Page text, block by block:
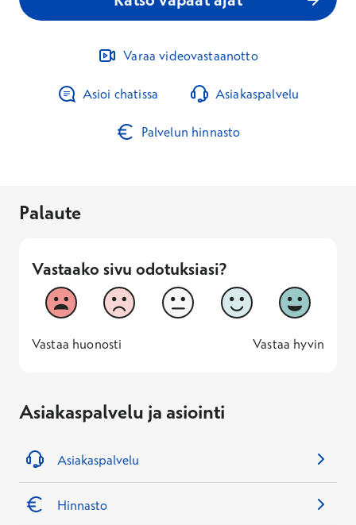
Varaa videovastaanotto
Asioi chatissa Asiakaspalvelu
Palvelun hinnasto
Palaute
Vastaako sivu odotuksiasi?
Vastaako sivu odotuksiasi?
1
Vastaa huonosti
2 3 4
5
Vastaa
1 -
Vastaa huonosti
— 5 -
Vastaa hyvin
Asiakaspalvelu ja asiointi
Asiakaspalvelu
Hinnasto